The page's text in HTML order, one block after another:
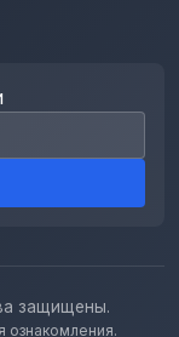
защищены.
ознакомления.